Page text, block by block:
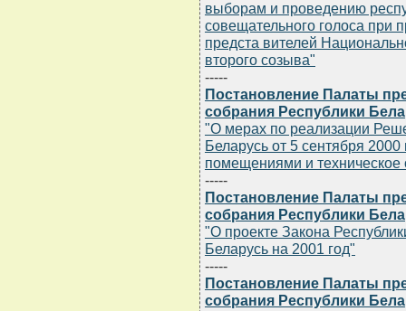
выборам и проведению
совещательного голоса при
предста вителей
второго созыва"
-----
Постановление Палаты
собрания Республики
"О мерах по реализации
Беларусь от 5 сентября
помещениями и
-----
Постановление Палаты
собрания Республики
"О проекте Закона
Беларусь на 2001 год"
-----
Постановление Палаты
собрания Республики